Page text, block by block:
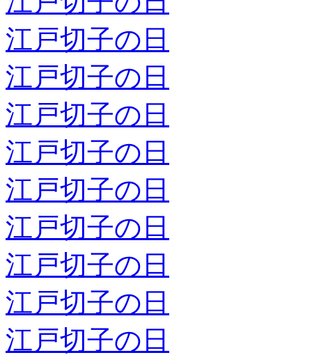
江戸切子の日
江戸切子の日
江戸切子の日
江戸切子の日
江戸切子の日
江戸切子の日
江戸切子の日
江戸切子の日
江戸切子の日